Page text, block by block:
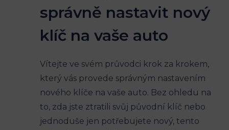
správně nastavit nový
klíč na​ vaše‌ auto
Vítejte ve svém průvodci krok za krokem,
který‍ vás provede správným nastavením
nového klíče na vaše auto. Bez⁢ ohledu na
to, zda jste ztratili svůj původní klíč nebo
⁤jednoduše jen potřebujete nový, tento